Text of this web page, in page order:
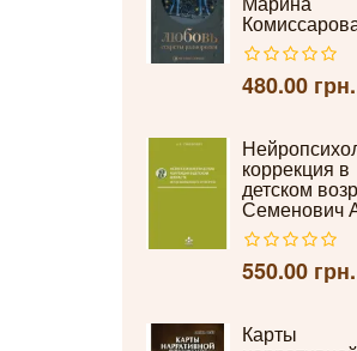
480.00 грн.
коррекция в
детском
Семенович
550.00 грн.
Карты